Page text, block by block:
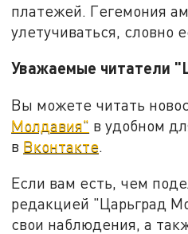
платежей. Гегемония
улетучиваться, словно
Уважаемые читатели
Вы можете читать
Молдавия" в удобном
в Вконтакте.
Если вам есть, чем
редакцией "Царьград
свои наблюдения, а